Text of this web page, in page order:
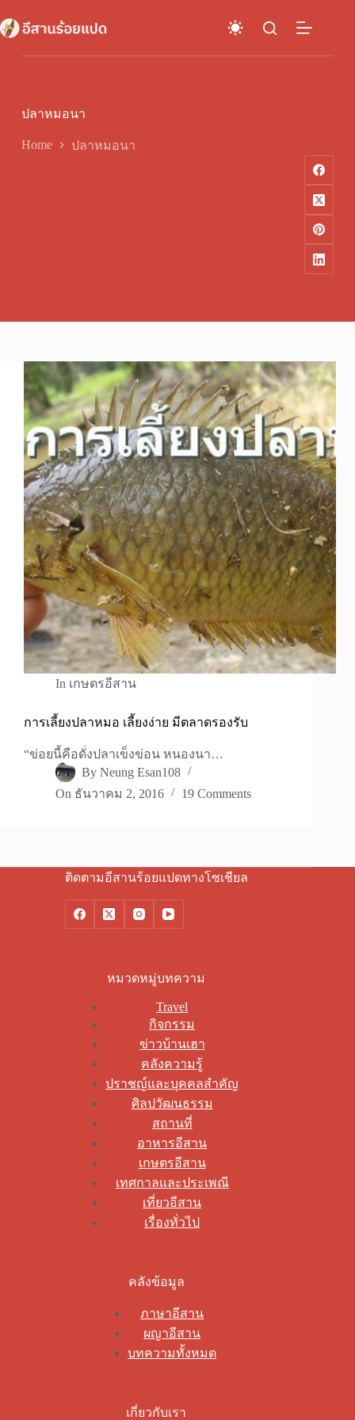
to
content
ปลาหมอนา
Home ปลาหมอนา
In เกษตรอีสาน
การเลี้ยงปลาหมอ เลี้ยงง่าย มีตลาดรองรับ
“ข่อยนี้คือดั่งปลาเข็งข่อน หนองนา…
By Neung Esan108
On ธันวาคม 2, 2016 19 Comments
ติดตามอีสานร้อยแปดทางโซเชียล
หมวดหมู่บทความ
Travel
กิจกรรม
ข่าวบ้านเฮา
คลังความรู้
ปราชญ์และบุคคลสำคัญ
ศิลปวัฒนธรรม
สถานที่
อาหารอีสาน
เกษตรอีสาน
เทศกาลและประเพณี
เที่ยวอีสาน
เรื่องทั่วไป
คลังข้อมูล
ภาษาอีสาน
ผญาอีสาน
บทความทั้งหมด
เกี่ยวกับเรา